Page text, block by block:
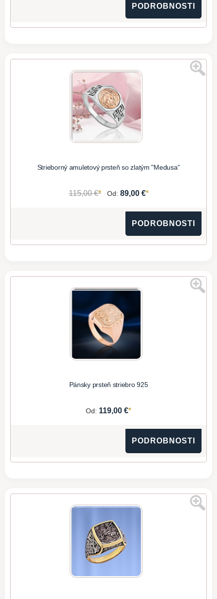
PODROBNOSTI
Strieborný amuletový prsteň so zlatým "Medusa"
115,00 €* Od: 89,00 €*
PODROBNOSTI
Pánsky prsteň striebro 925
Od: 119,00 €*
PODROBNOSTI